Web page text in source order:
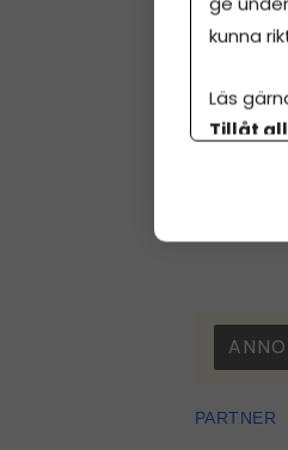
Dela
PARTNER
kunna
Läs
Tillåt